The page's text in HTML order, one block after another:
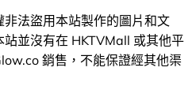
法盜用本站製作的圖片和文
並沒有在 HKTVMall 或其他平
銷售，不能保證經其他渠